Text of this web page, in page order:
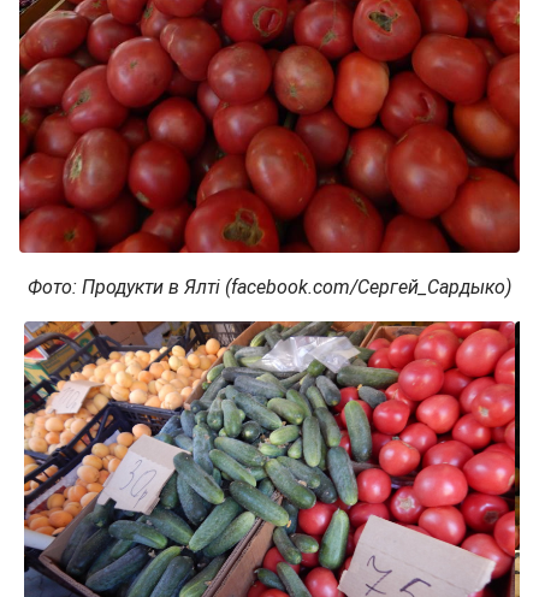
Фото: Продукти в Ялті (facebook.com/Сергей_Сардыко)